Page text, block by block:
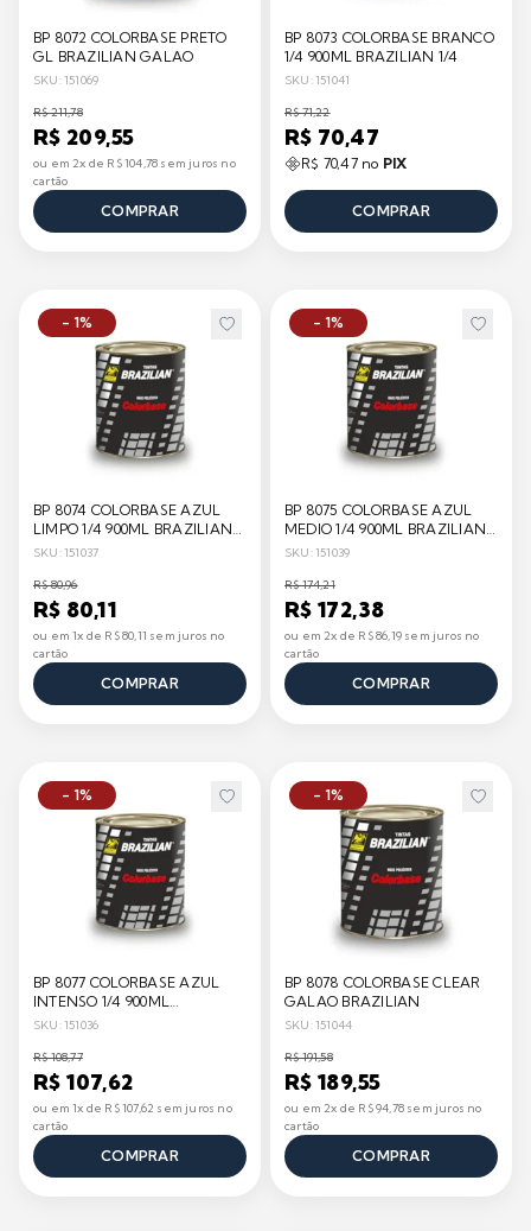
BP 8072 COLORBASE PRETO
GL BRAZILIAN GALAO
SKU: 151069
R$ 211,78
R$ 209,55
ou em 2x de R$ 104,78 sem juros no
cartão
COMPRAR
BP 8073 COLORBASE BRANCO
1/4 900ML BRAZILIAN 1/4
SKU: 151041
R$ 71,22
R$ 70,47
R$ 70,47 no PIX
COMPRAR
- 1%
BP 8074 COLORBASE AZUL
LIMPO 1/4 900ML BRAZILIAN
1/4
SKU: 151037
R$ 80,96
R$ 80,11
ou em 1x de R$ 80,11 sem juros no
cartão
COMPRAR
- 1%
BP 8075 COLORBASE AZUL
MEDIO 1/4 900ML BRAZILIAN
V
SKU: 151039
R$ 174,21
R$ 172,38
ou em 2x de R$ 86,19 sem juros no
cartão
COMPRAR
- 1%
BP 8077 COLORBASE AZUL
INTENSO 1/4 900ML
BRAZILIAN
SKU: 151036
R$ 108,77
R$ 107,62
ou em 1x de R$ 107,62 sem juros no
cartão
COMPRAR
- 1%
BP 8078 COLORBASE CLEAR
GALAO BRAZILIAN
SKU: 151044
R$ 191,58
R$ 189,55
ou em 2x de R$ 94,78 sem juros no
cartão
COMPRAR